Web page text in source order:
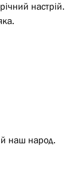
настрій.
наш народ.